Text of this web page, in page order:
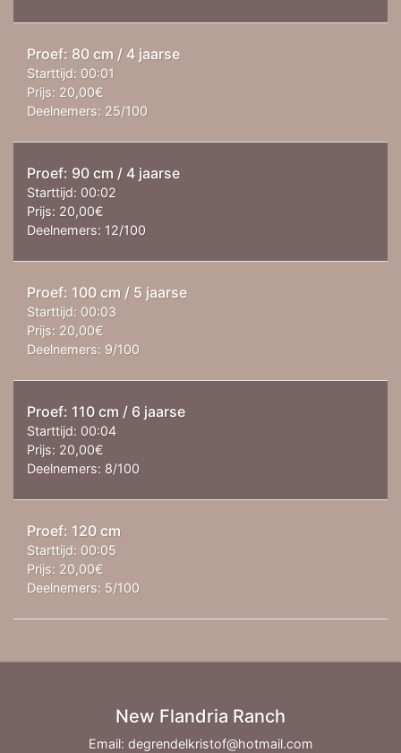
Proef: 80 cm / 4 jaarse
Starttijd: 00:01
Prijs: 20,00€
Deelnemers: 25/100
Proef: 90 cm / 4 jaarse
Starttijd: 00:02
Prijs: 20,00€
Deelnemers: 12/100
Proef: 100 cm / 5 jaarse
Starttijd: 00:03
Prijs: 20,00€
Deelnemers: 9/100
Proef: 110 cm / 6 jaarse
Starttijd: 00:04
Prijs: 20,00€
Deelnemers: 8/100
Proef: 120 cm
Starttijd: 00:05
Prijs: 20,00€
Deelnemers: 5/100
New Flandria Ranch
Email: degrendelkristof@hotmail.com